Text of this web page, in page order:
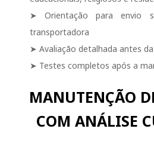
➤ Orientação para envio
transportadora
➤ Avaliação detalhada antes
➤ Testes completos após a
MANUTENÇÃO
COM ANÁLISE